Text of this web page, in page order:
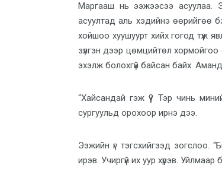
Маргааш нь ээжээсээ
асуултад аль хэдийнэ өөрийгөө
хойшоо хуушуурт хийх гогод
зүлгэн дээр цөмцийтөл
эхэлж болохгүй байсан байх.
“Хайсандай гэж үү? Тэр чинь
сургуульд орохоор ирнэ дээ.
Ээжийн үг тэгсхийгээд
ирэв. Учиргүй их уур хүрэв.